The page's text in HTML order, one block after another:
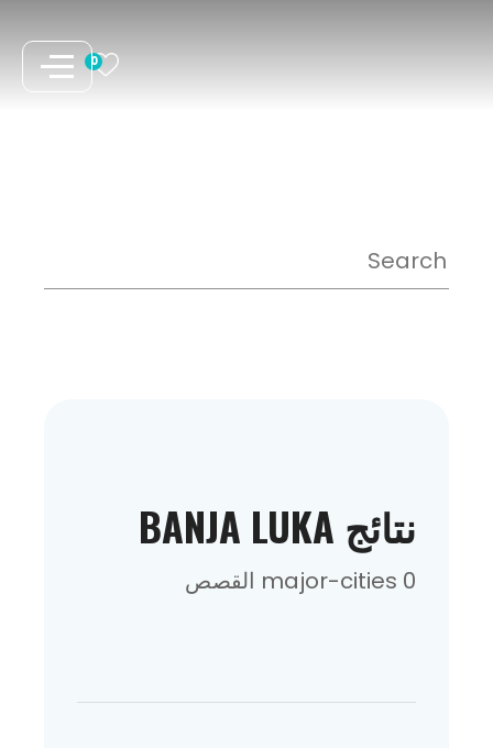
0
نتائج BANJA LUKA
0 major-cities القصص